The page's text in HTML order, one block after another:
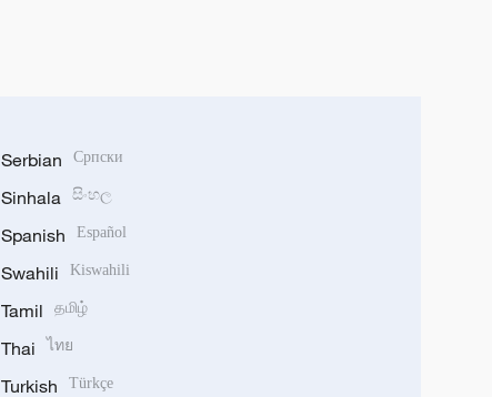
Serbian Српски
Sinhala සිංහල
Spanish Español
Swahili Kiswahili
Tamil தமிழ்
Thai ไทย
Turkish Türkçe